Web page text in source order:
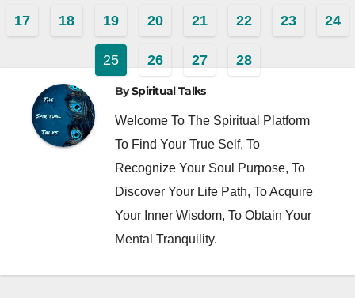
17 18 19 20 21 22 23 24
25 26 27 28
BySpiritual Talks
Welcome To The Spiritual Platform
To Find Your True Self, To
Recognize Your Soul Purpose, To
Discover Your Life Path, To Acquire
Your Inner Wisdom, To Obtain Your
Mental Tranquility.